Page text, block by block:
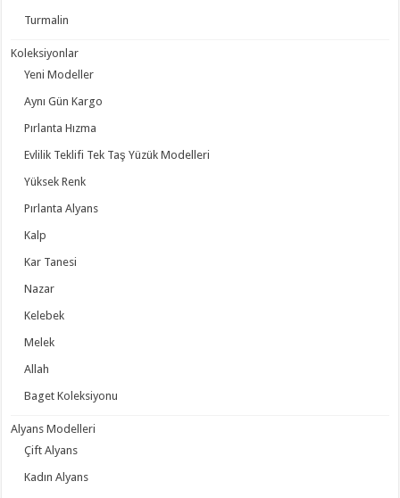
Turmalin
Koleksiyonlar
Yeni Modeller
Aynı Gün Kargo
Pırlanta Hızma
Evlilik Teklifi Tek Taş Yüzük Modelleri
Yüksek Renk
Pırlanta Alyans
Kalp
Kar Tanesi
Nazar
Kelebek
Melek
Allah
Baget Koleksiyonu
Alyans Modelleri
Çift Alyans
Kadın Alyans